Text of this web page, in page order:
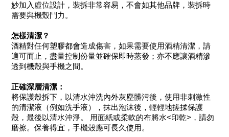
妙加入虛位設計，裝拆非常容易，不會如其他品牌，裝拆時
需要與機殼鬥力。
怎樣清潔？
酒精對任何塑膠都會造成傷害，如果需要使用酒精清潔，請
適可而止，盡量控制份量並確保即時蒸發；亦不應讓酒精滲
透到機殼與手機之間。
正確深層清潔：
將保護殼拆下，以清水沖洗內外灰塵髒污後，使用非刺激性
的清潔液（例如洗手液），抹出泡沫後，輕輕地搓揉保護
殼，最後以清水沖淨。 用面紙或柔軟的布將水<印乾>，請勿
磨擦。保養得宜，手機殼應可長久使用。